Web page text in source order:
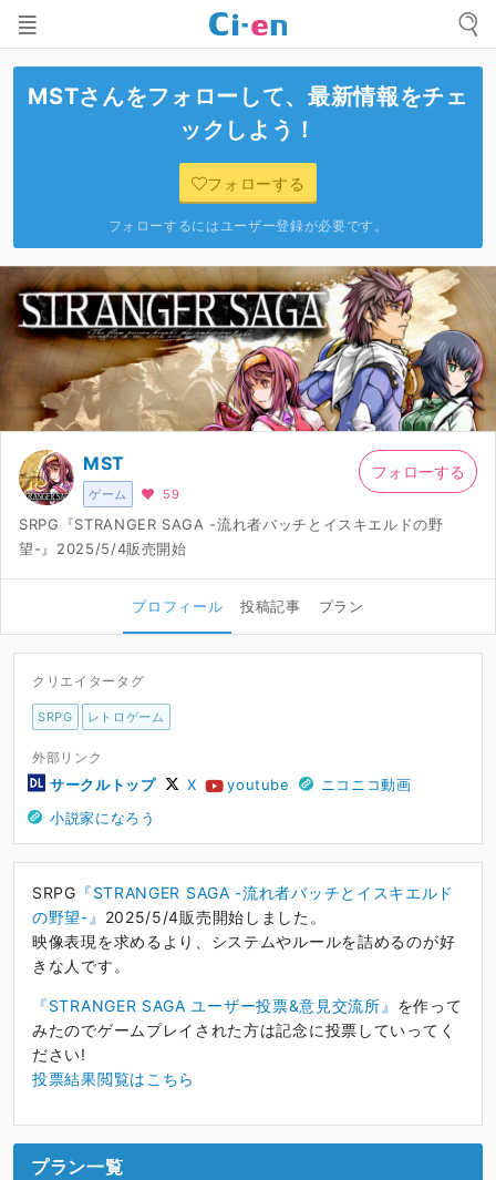
MSTさんをフォローして、最新情報をチェ
ックしよう！
フォローする
フォローするにはユーザー登録が必要です。
ゲーム
MST
59
SRPG『STRANGER SAGA -流れ者バッチとイスキエルドの野
望-』2025/5/4販売開始
フォローする
プロフィール 投稿記事 プラン
クリエイタータグ
SRPG レトロゲーム
外部リンク
サークルトップ X youtube
ニコニコ動画
小説家になろう
SRPG 『STRANGER SAGA -流れ者バッチとイスキエルド
の野望-』 2025/5/4販売開始しました。
映像表現を求めるより、システムやルールを詰めるのが好
きな人です。
『STRANGER SAGA ユーザー投票&意見交流所』 を作って
みたのでゲームプレイされた方は記念に投票していってく
ださい!
投票結果閲覧はこちら
プラン一覧